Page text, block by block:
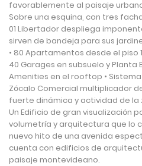
favorablemente al paisaje
Sobre una esquina, con tres
01 Libertador despliega
sirven de bandeja para sus
• 80 Apartamentos desde el piso
40 Garages en subsuelo y Planta
Amenities en el rooftop •
Zócalo Comercial multiplicador
fuerte dinámica y actividad de la
Un Edificio de gran visualización
volumetría y arquitectura que lo
nuevo hito de una avenida
cuenta con edificios de
paisaje montevideano.